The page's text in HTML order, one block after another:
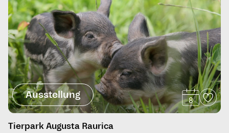
Ausstellung 8
Tierpark Augusta Raurica